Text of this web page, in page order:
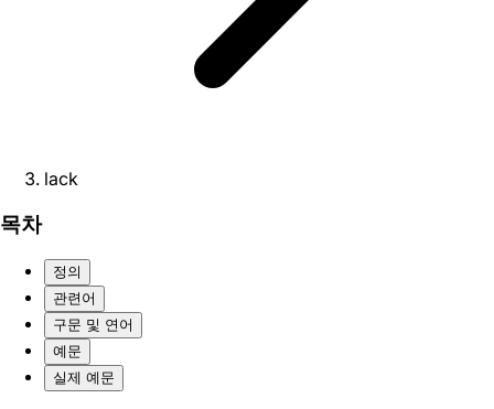
lack
목차
정의
관련어
구문 및 연어
예문
실제 예문